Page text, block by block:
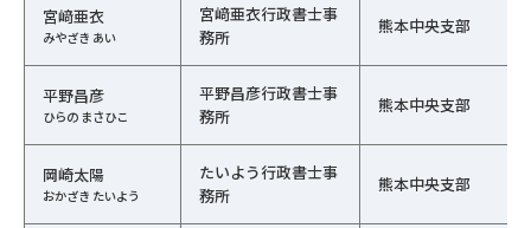
宮﨑亜衣
みやざき あい
宮﨑亜衣行政書士事
務所
熊本中央支部
平野昌彦
ひらの まさひこ
平野昌彦行政書士事
務所
熊本中央支部
岡崎太陽
おかざき たいよう
たいよう行政書士事
務所
熊本中央支部